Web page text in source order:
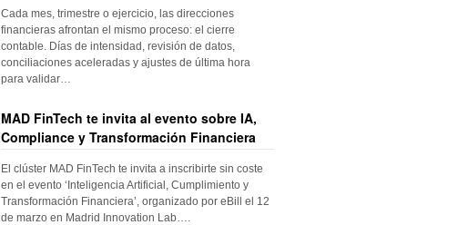
Cada mes, trimestre o ejercicio, las direcciones
financieras afrontan el mismo proceso: el cierre
contable. Días de intensidad, revisión de datos,
conciliaciones aceleradas y ajustes de última hora
para validar…
MAD FinTech te invita al evento sobre IA,
Compliance y Transformación Financiera
El clúster MAD FinTech te invita a inscribirte sin coste
en el evento ‘Inteligencia Artificial, Cumplimiento y
Transformación Financiera’, organizado por eBill el 12
de marzo en Madrid Innovation Lab….